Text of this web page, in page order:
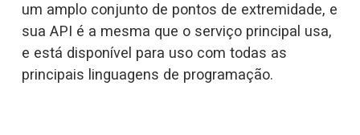
um amplo conjunto de pontos de extremidade, e
sua API é a mesma que o serviço principal usa,
e está disponível para uso com todas as
principais linguagens de programação.